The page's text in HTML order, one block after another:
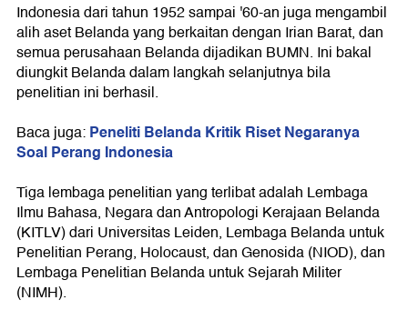
Indonesia dari tahun 1952 sampai '60-an juga mengambil
alih aset Belanda yang berkaitan dengan Irian Barat, dan
semua perusahaan Belanda dijadikan BUMN. Ini bakal
diungkit Belanda dalam langkah selanjutnya bila
penelitian ini berhasil.
Baca juga:Peneliti Belanda Kritik Riset Negaranya
Soal Perang Indonesia
Tiga lembaga penelitian yang terlibat adalah Lembaga
Ilmu Bahasa, Negara dan Antropologi Kerajaan Belanda
(KITLV) dari Universitas Leiden, Lembaga Belanda untuk
Penelitian Perang, Holocaust, dan Genosida (NIOD), dan
Lembaga Penelitian Belanda untuk Sejarah Militer
(NIMH).